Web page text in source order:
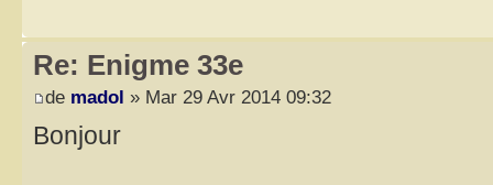
Re: Enigme 33e
de madol » Mar 29 Avr 2014 09:32
Bonjour